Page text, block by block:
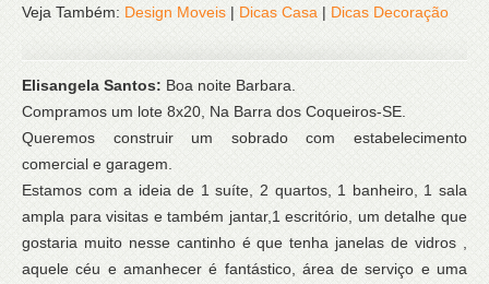
Veja Também: Design Moveis | Dicas Casa | Dicas Decoração
Elisangela Santos: Boa noite Barbara.
Compramos um lote 8x20, Na Barra dos Coqueiros-SE.
Queremos construir um sobrado com estabelecimento
comercial e garagem.
Estamos com a ideia de 1 suíte, 2 quartos, 1 banheiro, 1 sala
ampla para visitas e também jantar,1 escritório, um detalhe que
gostaria muito nesse cantinho é que tenha janelas de vidros ,
aquele céu e amanhecer é fantástico, área de serviço e uma